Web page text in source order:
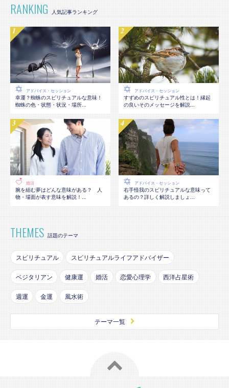
RANKING
アドバイス・セッション
幸運？蜘蛛のスピリチュアルな意味！
蜘蛛の色・状態・状況・場所...
アドバイス・セッション
すずめのスピリチュアル性とは！縁起
の良いそのメッセージを解説...
婚活
腕を組む夢はどんな意味がある？ 人
物・場面が表す意味を解説！...
アドバイス・セッション
右手怪我のスピリチュアルな意味って
あるの？詳しく解説しましょ...
THEMES 話題のテーマ
スピリチュアル スピリチュアルライフアドバイザー
ベジタリアン 健康運 婚活 恋愛心理学 西洋占星術
週運 金運 風水術
テーマ一覧